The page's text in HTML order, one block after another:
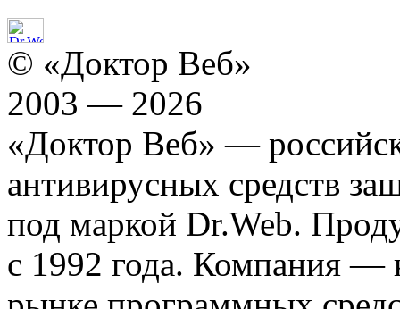
© «Доктор Веб»
2003 — 2026
«Доктор Веб» —
антивирусных средств
под маркой Dr.Web.
с 1992 года. Компания —